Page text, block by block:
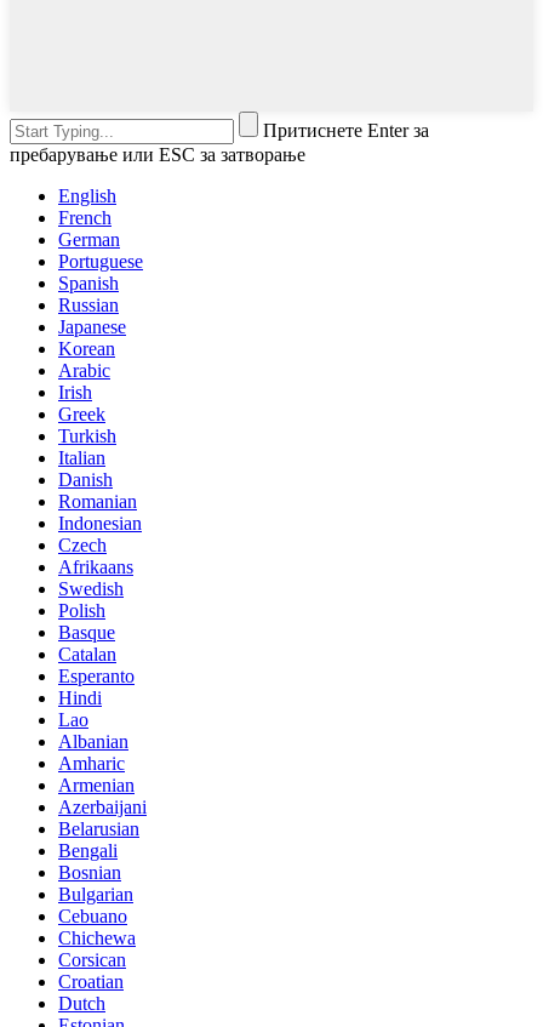
Притиснете Enter за
пребарување или ESC за затворање
English
French
German
Portuguese
Spanish
Russian
Japanese
Korean
Arabic
Irish
Greek
Turkish
Italian
Danish
Romanian
Indonesian
Czech
Afrikaans
Swedish
Polish
Basque
Catalan
Esperanto
Hindi
Lao
Albanian
Amharic
Armenian
Azerbaijani
Belarusian
Bengali
Bosnian
Bulgarian
Cebuano
Chichewa
Corsican
Croatian
Dutch